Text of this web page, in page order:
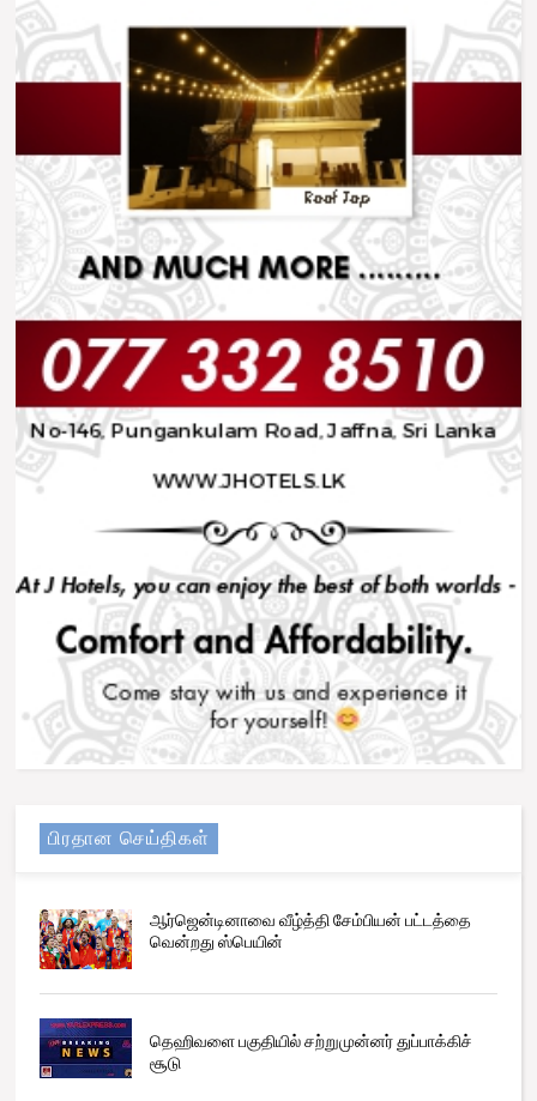
பிரதான செய்திகள்
ஆர்ஜென்டினாவை வீழ்த்தி சேம்பியன் பட்டத்தை
வென்றது ஸ்பெயின்
தெஹிவளை பகுதியில் சற்றுமுன்னர் துப்பாக்கிச்
சூடு